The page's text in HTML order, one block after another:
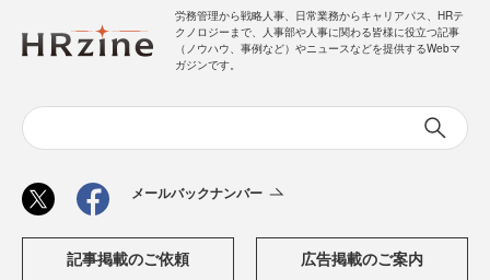
労務管理から戦略人事、日常業務からキャリアパス、HRテ
クノロジーまで、人事部や人事に関わる皆様に役立つ記事
（ノウハウ、事例など）やニュースなどを提供するWebマ
ガジンです。
メールバックナンバー
記事掲載のご依頼 広告掲載のご案内